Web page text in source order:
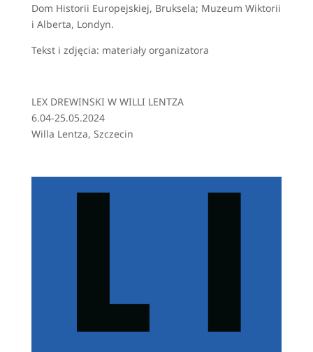
Dom Historii Europejskiej, Bruksela; Muzeum Wiktorii
i Alberta, Londyn.
Tekst i zdjęcia: materiały organizatora
LEX DREWINSKI W WILLI LENTZA
6.04-25.05.2024
Willa Lentza, Szczecin